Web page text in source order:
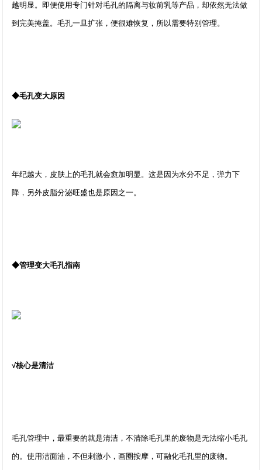
越明显。即便使用专门针对毛孔的隔离与妆前乳等产品，却依然无法做
到完美掩盖。毛孔一旦扩张，便很难恢复，所以需要特别管理。
◆毛孔变大原因
年纪越大，皮肤上的毛孔就会愈加明显。这是因为水分不足，弹力下
降，另外皮脂分泌旺盛也是原因之一。
◆管理变大毛孔指南
√核心是清洁
毛孔管理中，最重要的就是清洁，不清除毛孔里的废物是无法缩小毛孔
的。使用洁面油，不但刺激小，画圈按摩，可融化毛孔里的废物。